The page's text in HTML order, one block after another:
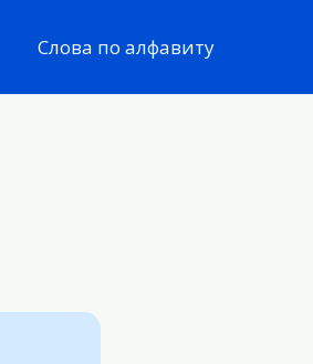
Слова по алфавиту